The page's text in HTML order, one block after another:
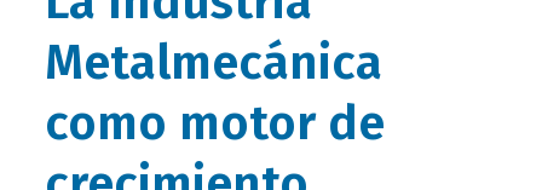
Metalmecánica
como motor de